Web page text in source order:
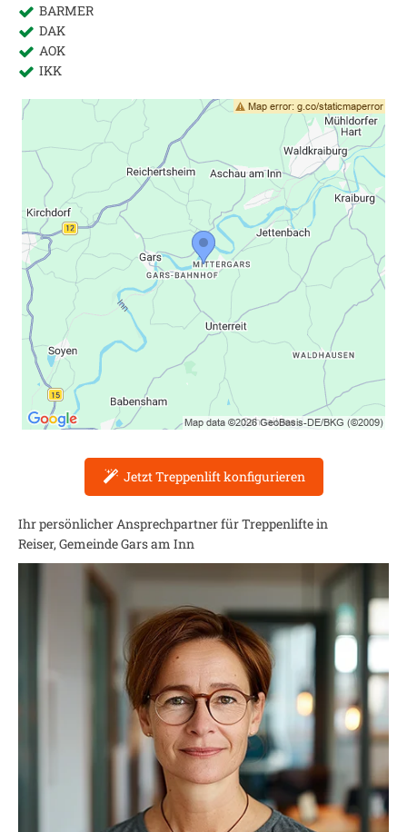
BARMER
DAK
AOK
IKK
Jetzt Treppenlift konfigurieren
Ihr persönlicher Ansprechpartner für Treppenlifte in
Reiser, Gemeinde Gars am Inn